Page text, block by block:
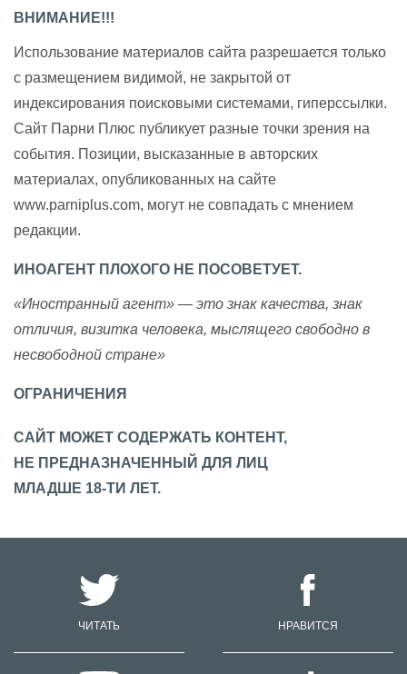
ВНИМАНИЕ!!!
Использование материалов сайта разрешается только
с размещением видимой, не закрытой от
индексирования поисковыми системами, гиперссылки.
Сайт Парни Плюс публикует разные точки зрения на
события. Позиции, высказанные в авторских
материалах, опубликованных на сайте
www.parniplus.com, могут не совпадать с мнением
редакции.
ИНОАГЕНТ ПЛОХОГО НЕ ПОСОВЕТУЕТ.
«Иностранный агент» — это знак качества, знак
отличия, визитка человека, мыслящего свободно в
несвободной стране»
ОГРАНИЧЕНИЯ
САЙТ МОЖЕТ СОДЕРЖАТЬ КОНТЕНТ,
НЕ ПРЕДНАЗНАЧЕННЫЙ ДЛЯ ЛИЦ
МЛАДШЕ 18-ТИ ЛЕТ.
ЧИТАТЬ НРАВИТСЯ